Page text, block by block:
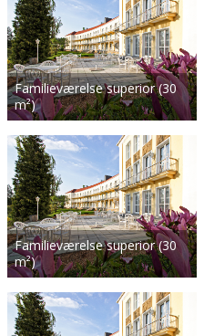
Familieværelse superior (30
m²)
Familieværelse superior (30
m²)